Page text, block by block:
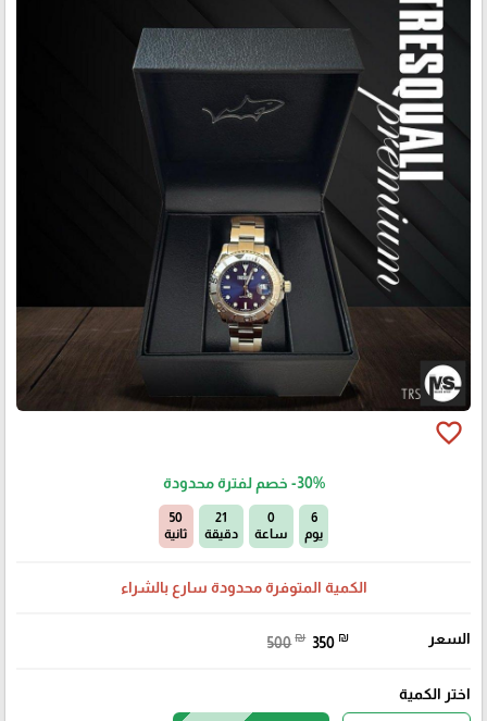
favorite_border
-30% خصم لفترة محدودة
6
يوم
0
ساعة
21
دقيقة
49
ثانية
الكمية المتوفرة محدودة سارع بالشراء
السعر 500 ₪ 350 ₪
اختر الكمية